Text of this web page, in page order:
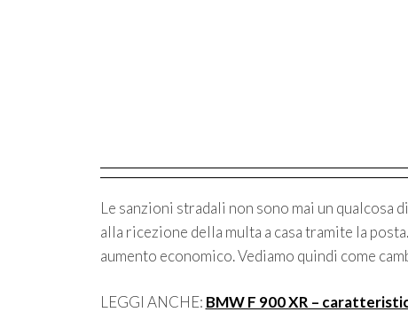
Le sanzioni stradali non sono mai un qualcosa
alla ricezione della multa a casa tramite la
aumento economico. Vediamo quindi come
LEGGI ANCHE: BMW F 900 XR –